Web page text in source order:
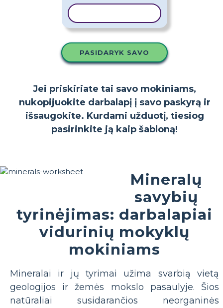
PASIDARYK SAVO
Jei priskiriate tai savo mokiniams,
nukopijuokite darbalapį į savo paskyrą ir
išsaugokite. Kurdami užduotį, tiesiog
pasirinkite ją kaip šabloną!
Mineralų
savybių
tyrinėjimas: darbalapiai
vidurinių mokyklų
mokiniams
Mineralai ir jų tyrimai užima svarbią vietą
geologijos ir žemės mokslo pasaulyje. Šios
natūraliai susidarančios neorganinės